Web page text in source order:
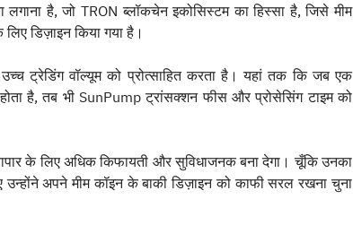
है, जो TRON ब्लॉकचेन इकोसिस्टम का हिस्सा है, जिसे मीम
डिज़ाइन किया गया है।
ट्रेडिंग वॉल्यूम को प्रोत्साहित करता है। यहां तक ​​कि जब एक
है, तब भी SunPump ट्रांसक्शन फीस और प्रोसेसिंग टाइम को
के लिए अधिक किफायती और सुविधाजनक बना देगा। चूँकि उनका
अपने मीम कॉइन के बाकी डिज़ाइन को काफी सरल रखना चुना